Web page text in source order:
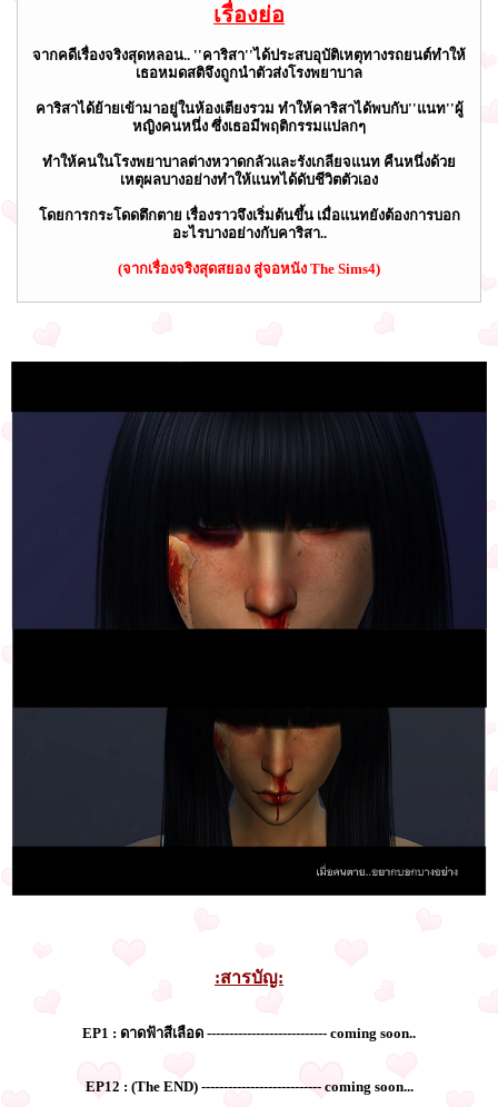
เรื่องย่อ
จากคดีเรื่องจริงสุดหลอน.. ''คาริสา''ได้ประสบอุบัติเหตุทางรถยนต์ทำให้
เธอหมดสติจึงถูกนำตัวส่งโรงพยาบาล
คาริสาได้ย้ายเข้ามาอยู่ในห้องเตียงรวม ทำให้คาริสาได้พบกับ''แนท''ผู้
หญิงคนหนึ่ง ซึ่งเธอมีพฤติกรรมแปลกๆ
ทำให้คนในโรงพยาบาลต่างหวาดกลัวและรังเกลียจแนท คืนหนึ่งด้วย
เหตุผลบางอย่างทำให้แนทได้ดับชีวิตตัวเอง
โดยการกระโดดตึกตาย เรื่องราวจึงเริ่มต้นขึ้น เมื่อแนทยังต้องการบอก
อะไรบางอย่างกับคาริสา..
(จากเรื่องจริงสุดสยอง สู่จอหนัง The Sims4)
:สารบัญ:
EP1 : ดาดฟ้าสีเลือด --------------------------- coming soon..
EP12 : (The END) --------------------------- coming soon...